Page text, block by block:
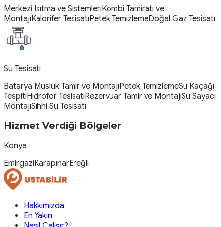
Merkezi Isıtma ve SistemleriKombi Tamiratı ve
MontajıKalorifer TesisatıPetek TemizlemeDoğal Gaz Tesisatı
Su Tesisatı
Batarya Musluk Tamir ve MontajıPetek TemizlemeSu Kaçağı
TespitiHidrofor TesisatıRezervuar Tamir ve MontajıSu Sayacı
MontajıSıhhi Su Tesisatı
Hizmet Verdiği Bölgeler
Konya
EmirgaziKarapınarEreğli
Hakkımızda
En Yakın